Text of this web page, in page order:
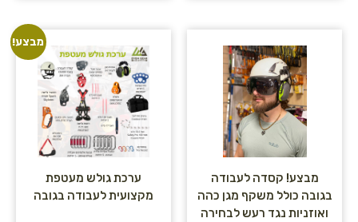
מבצע! קסדה לעבודה
בגובה כולל משקף מגן כהה
ואוזניות נגד רעש לבחירה
מבצע!
ערכת גולש מעטפת
מקצועית לעבודה בגובה